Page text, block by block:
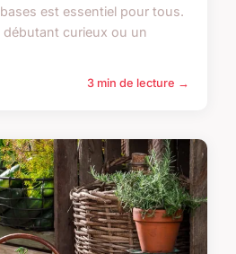
est essentiel pour tous.
curieux ou un
3 min de lecture →